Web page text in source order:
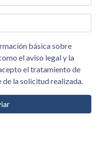
la solicitud realizada.